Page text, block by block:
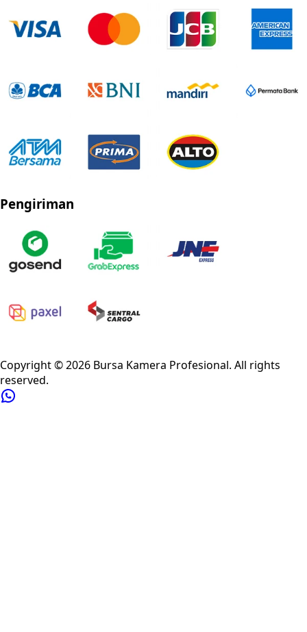
Pengiriman
Copyright ©2026 Bursa Kamera Profesional. All rights
reserved.